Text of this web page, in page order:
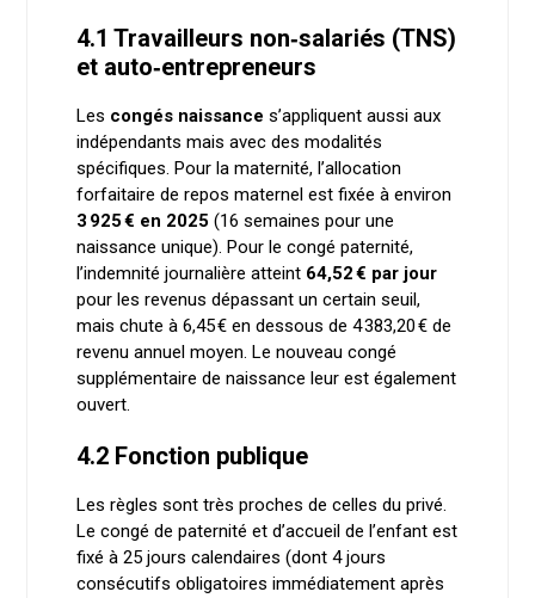
4.1 Travailleurs non‑salariés (TNS)
et auto‑entrepreneurs
Les congés naissance s’appliquent aussi aux
indépendants mais avec des modalités
spécifiques. Pour la maternité, l’allocation
forfaitaire de repos maternel est fixée à environ
3 925 € en 2025 (16 semaines pour une
naissance unique). Pour le congé paternité,
l’indemnité journalière atteint 64,52 € par jour
pour les revenus dépassant un certain seuil,
mais chute à 6,45 € en dessous de 4 383,20 € de
revenu annuel moyen. Le nouveau congé
supplémentaire de naissance leur est également
ouvert.
4.2 Fonction publique
Les règles sont très proches de celles du privé.
Le congé de paternité et d’accueil de l’enfant est
fixé à 25 jours calendaires (dont 4 jours
consécutifs obligatoires immédiatement après